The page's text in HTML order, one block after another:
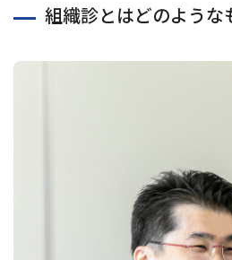
組織診とはどのような